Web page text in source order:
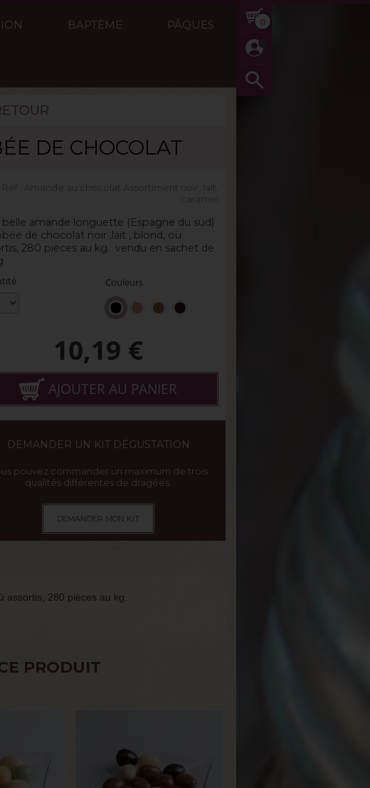
0
BAPTÈME PÂQUES
DE CHOCOLAT
belle amande longuette (Espagne du sud)
de chocolat noir ,lait , blond, où
280 pièces au kg. vendu en sachet de
Couleurs
10,19 €
AJOUTER AU PANIER
DEMANDER UN KIT DÉGUSTATION
pouvez commander un maximum de trois
qualités différentes de dragées.
DEMANDER MON KIT
assortis, 280 pièces au kg.
PRODUIT